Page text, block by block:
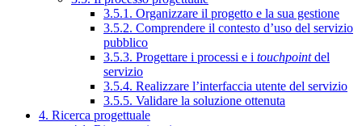
3.5.1. Organizzare il progetto e la sua gestione
3.5.2. Comprendere il contesto d’uso del servizio
pubblico
3.5.3. Progettare i processi e i touchpointdel
servizio
3.5.4. Realizzare l’interfaccia utente del servizio
3.5.5. Validare la soluzione ottenuta
4. Ricerca progettuale